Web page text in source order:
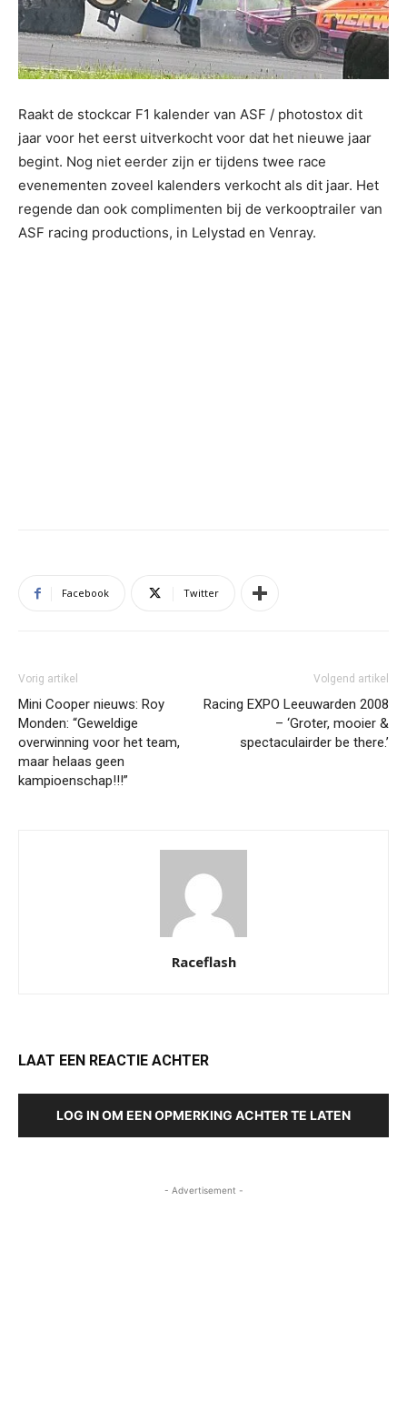
Raakt de stockcar F1 kalender van ASF / photostox dit
jaar voor het eerst uitverkocht voor dat het nieuwe jaar
begint. Nog niet eerder zijn er tijdens twee race
evenementen zoveel kalenders verkocht als dit jaar. Het
regende dan ook complimenten bij de verkooptrailer van
ASF racing productions, in Lelystad en Venray.
Facebook Twitter
Vorig artikel
Mini Cooper nieuws: Roy
Monden: “Geweldige
overwinning voor het team,
maar helaas geen
kampioenschap!!!”
Volgend artikel
Racing EXPO Leeuwarden 2008
– ‘Groter, mooier &
spectaculairder be there.’
Raceflash
LAAT EEN REACTIE ACHTER
LOG IN OM EEN OPMERKING ACHTER TE LATEN
- Advertisement -